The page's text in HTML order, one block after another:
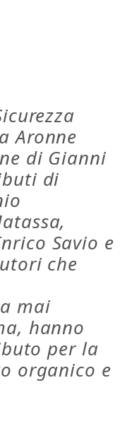
Aronne
di Gianni
di
Savio e
che
mai
hanno
per la
organico e